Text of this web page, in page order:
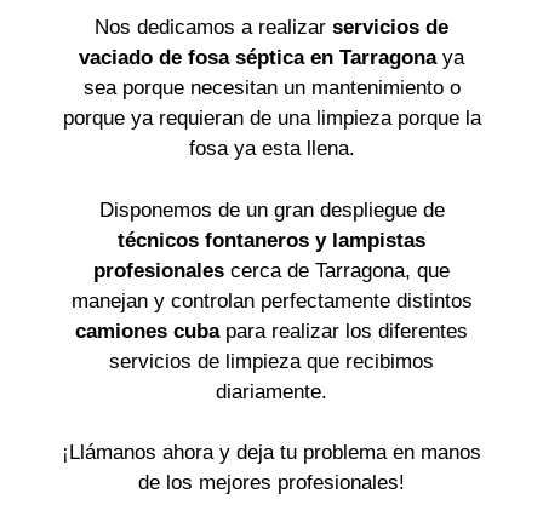
Nos dedicamos a realizar servicios de
vaciado de fosa séptica en Tarragonaya
sea porque necesitan un mantenimiento o
porque ya requieran de una limpieza porque la
fosa ya esta llena.
Disponemos de un gran despliegue de
técnicos fontaneros y lampistas
profesionales cerca de Tarragona, que
manejan y controlan perfectamente distintos
camiones cubapara realizar los diferentes
servicios de limpieza que recibimos
diariamente.
¡Llámanos ahora y deja tu problema en manos
de los mejores profesionales!